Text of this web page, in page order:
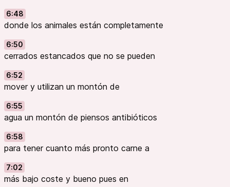
6:48
donde los animales están completamente
6:50
cerrados estancados que no se pueden
6:52
mover y utilizan un montón de
6:55
agua un montón de piensos antibióticos
6:58
para tener cuanto más pronto carne a
7:02
más bajo coste y bueno pues en